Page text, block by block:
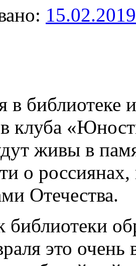
15.02.2019
в
клуба
живы в
о
Отечества.
библиотеки
это